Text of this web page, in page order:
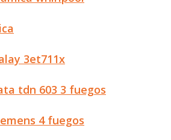
3et711x
tdn 603 3 fuegos
4 fuegos